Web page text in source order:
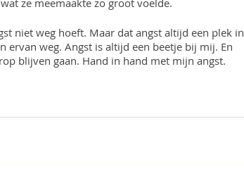
ze meemaakte zo groot voelde.
niet weg hoeft. Maar dat angst altijd een plek in
ervan weg. Angst is altijd een beetje bij mij. En
blijven gaan. Hand in hand met mijn angst.